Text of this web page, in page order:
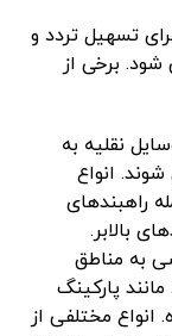
تسهیل تردد و
برخی از
نقلیه به
انواع
راهبندهای
بالابر.
به مناطق
پارکینگ
انواع مختلفی از